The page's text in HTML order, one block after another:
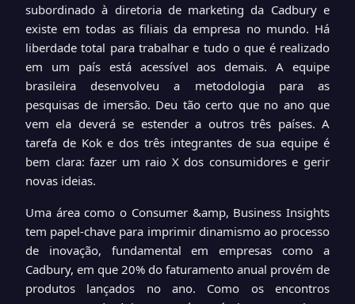
subordinado à diretoria de marketing da Cadbury e
existe em todas as filiais da empresa no mundo. Há
liberdade total para trabalhar e tudo o que é realizado
em um país está acessível aos demais. A equipe
brasileira desenvolveu a metodologia para as
pesquisas de imersão. Deu tão certo que no ano que
vem ela deverá se estender a outros três países. A
tarefa de Kok e dos três integrantes de sua equipe é
bem clara: fazer um raio X dos consumidores e gerir
novas ideias.
Uma área como o Consumer &amp, Business Insights
tem papel-chave para imprimir dinamismo ao processo
de inovação, fundamental em empresas como a
Cadbury, em que 20% do faturamento anual provém de
produtos lançados no ano. Como os encontros